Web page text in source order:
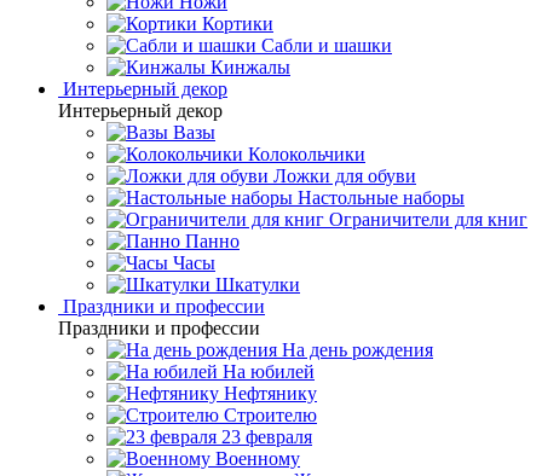
Кортики
Сабли и шашки
Кинжалы
Интерьерный декор
Интерьерный декор
Вазы
Колокольчики
Ложки для обуви
Настольные наборы
Ограничители для книг
Панно
Часы
Шкатулки
Праздники и профессии
Праздники и профессии
На день рождения
На юбилей
Нефтянику
Строителю
23 февраля
Военному